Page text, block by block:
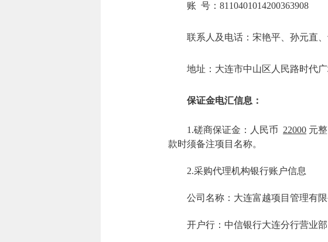
账 号：8110401014200363908
联系人及电话：宋艳平、孙元直
地址：大连市中山区人民路时代
保证金电汇信息：
1.磋商保证金：人民币 22000 元
款时须备注项目名称。
2.采购代理机构银行账户信息
公司名称：大连富越项目管理有限
开户行：中信银行大连分行营业部